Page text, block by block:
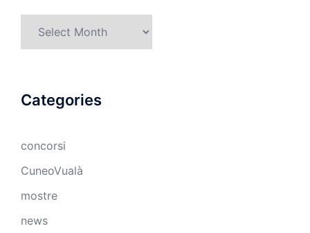
Categories
concorsi
CuneoVualà
mostre
news